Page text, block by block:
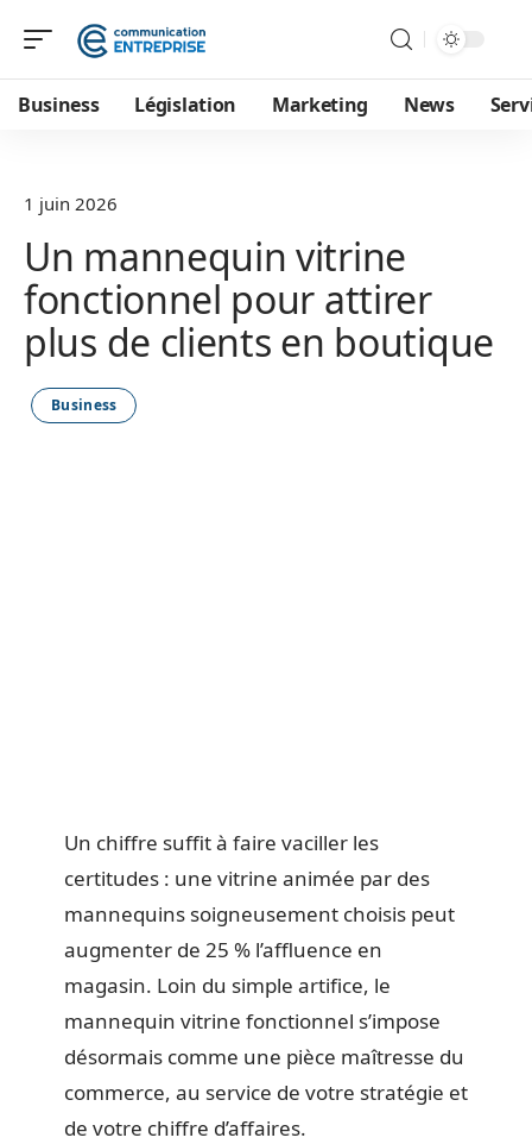
Business Législation Marketing News
1 juin 2026
Un mannequin vitrine
fonctionnel pour attirer
plus de clients en boutique
Business
Un chiffre suffit à faire vaciller les
certitudes : une vitrine animée par des
mannequins soigneusement choisis peut
augmenter de 25 % l’affluence en
magasin. Loin du simple artifice, le
mannequin vitrine fonctionnel s’impose
désormais comme une pièce maîtresse du
commerce, au service de votre stratégie et
de votre chiffre d’affaires.